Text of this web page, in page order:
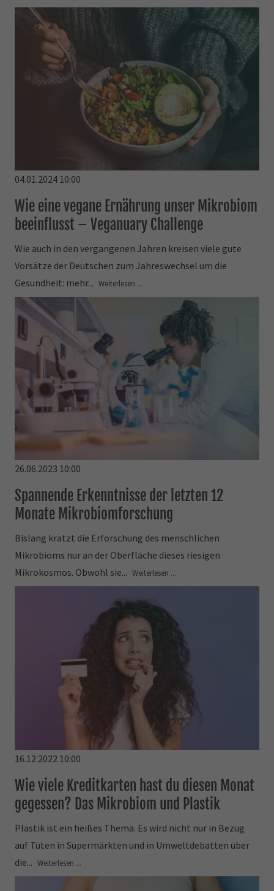
04.01.2024 10:00
Wie eine vegane Ernährung unser Mikrobiom
beeinflusst – Veganuary Challenge
Wie auch in den vergangenen Jahren kreisen viele gute
Vorsätze der Deutschen zum Jahreswechsel um die
Gesundheit: mehr... Weiterlesen ...
26.06.2023 10:00
Spannende Erkenntnisse der letzten 12
Monate Mikrobiomforschung
Bislang kratzt die Erforschung des menschlichen
Mikrobioms nur an der Oberfläche dieses riesigen
Mikrokosmos. Obwohl sie... Weiterlesen ...
16.12.2022 10:00
Wie viele Kreditkarten hast du diesen Monat
gegessen? Das Mikrobiom und Plastik
Plastik ist ein heißes Thema. Es wird nicht nur in Bezug
auf Tüten in Supermärkten und in Umweltdebatten über
die... Weiterlesen ...